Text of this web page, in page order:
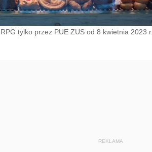
tylko przez PUE ZUS od 8 kwietnia 2023 r.